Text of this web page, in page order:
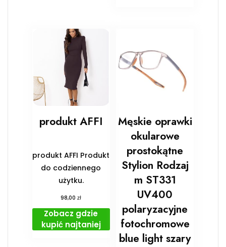
produkt AFFI
produkt AFFI Produkt
do codziennego
użytku.
98,00zł
Zobacz gdzie
kupić najtaniej
Męskie oprawki
okularowe
prostokątne
Stylion Rodzaj
m ST331
UV400
polaryzacyjne
fotochromowe
blue light szary